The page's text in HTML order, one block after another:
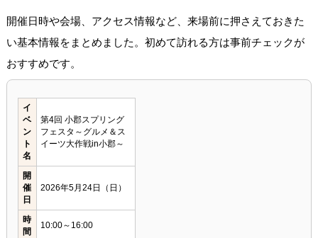
開催日時や会場、アクセス情報など、来場前に押さえておきた
い基本情報をまとめました。初めて訪れる方は事前チェックが
おすすめです。
イ
ベ
ン
ト
名
第4回 小郡スプリング
フェスタ～グルメ＆ス
イーツ大作戦in小郡～
開
催
日
2026年5月24日（日）
時
間
10:00～16:00